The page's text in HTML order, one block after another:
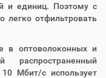
и единиц. Поэтому с
отфильтровать
в оптоволоконных и
распространенный
Мбит/с использует